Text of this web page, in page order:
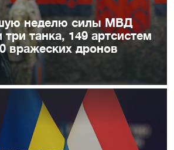
неделю силы МВД
танка, 149 артсистем
вражеских дронов